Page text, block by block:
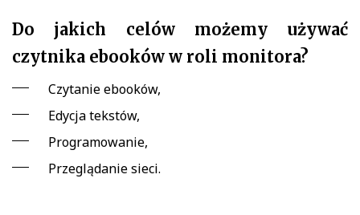
Do jakich celów możemy używać
czytnika ebooków w roli monitora?
Czytanie ebooków,
Edycja tekstów,
Programowanie,
Przeglądanie sieci.